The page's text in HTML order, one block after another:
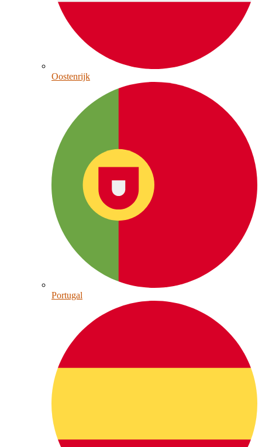
Oostenrijk
Portugal